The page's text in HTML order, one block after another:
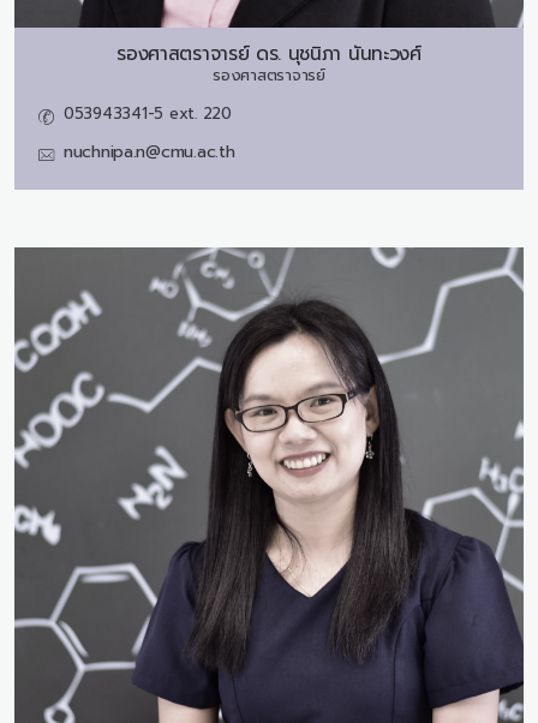
รองศาสตราจารย์ ดร. นุชนิภา นันทะวงศ์
รองศาสตราจารย์
053943341-5 ext. 220
nuchnipa.n@cmu.ac.th